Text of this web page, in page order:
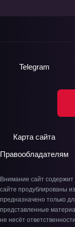
Telegram
Карта сайта
Правообладателям
Внимание сайт
сайте продублированы
предназначено только
представленные
не несёт